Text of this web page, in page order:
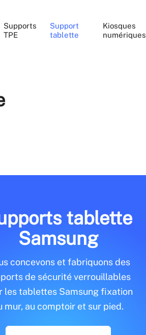
Supports
TPE
Support
tablette
Kiosques
numériques
tablette
Samsung
concevons et fabriquons des
de sécurité verrouillables
les tablettes Samsung fixation
mur, au comptoir et sur pied.